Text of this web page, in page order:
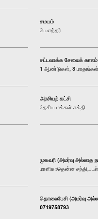
சமயம்
பௌத்தர்
சட்டவாக்க சேவைக் காலம்
1 ஆண்டுகள், 8
அரசியற் கட்சி
தேசிய மக்கள் சக்தி
முகவரி (அமர்வு அல்லாத
மாளிகாதென்ன
தொலைபேசி (அமர்வு
0719758793